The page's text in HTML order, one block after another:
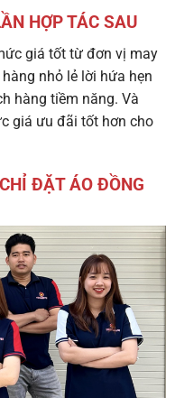
HỢP TÁC SAU
giá tốt từ đơn vị may
nhỏ lẻ lời hứa hẹn
hàng tiềm năng. Và
giá ưu đãi tốt hơn cho
ĐẶT ÁO ĐỒNG